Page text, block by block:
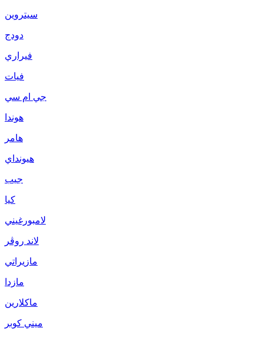
سيتروين
دودج
فيراري
فيات
جي ام سي
هوندا
هامر
هيونداي
جيب
كيا
لامبورغيني
لاند روڤر
مازيراتي
مازدا
ماكلارين
ميني كوبر